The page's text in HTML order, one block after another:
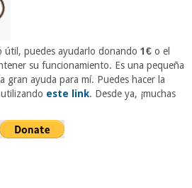
útil, puedes ayudarlo donando 1€o el
su funcionamiento. Es una pequeña
gran ayuda para mí. Puedes hacer la
utilizando este link. Desde ya, ¡muchas